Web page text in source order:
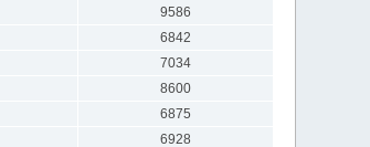
9586
6842
7034
8600
6875
6928